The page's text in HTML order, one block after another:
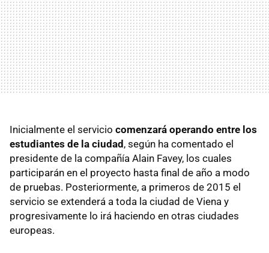
Inicialmente el servicio comenzará operando entre los
estudiantes de la ciudad, según ha comentado el
presidente de la compañía Alain Favey, los cuales
participarán en el proyecto hasta final de año a modo
de pruebas. Posteriormente, a primeros de 2015 el
servicio se extenderá a toda la ciudad de Viena y
progresivamente lo irá haciendo en otras ciudades
europeas.